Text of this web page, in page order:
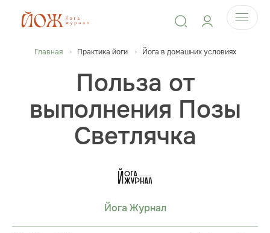
Главная Практика йоги Йога в домашних условиях
Польза от
выполнения Позы
Светлячка
Йога Журнал